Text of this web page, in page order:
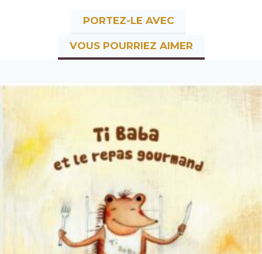
PORTEZ-LE AVEC
VOUS POURRIEZ AIMER